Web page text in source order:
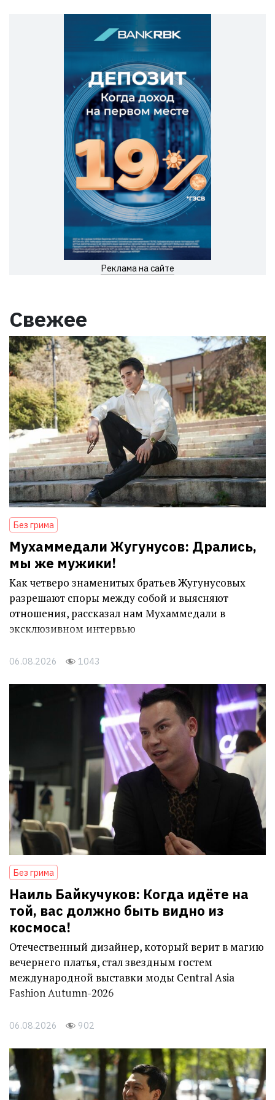
Реклама на сайте
Свежее
Без грима
Мухаммедали Жугунусов: Дрались,
мы же мужики!
Как четверо знаменитых братьев Жугунусовых
разрешают споры между собой и выясняют
отношения, рассказал нам Мухаммедали в
эксклюзивном интервью
06.08.2026 1043
Без грима
Наиль Байкучуков: Когда идёте на
той, вас должно быть видно из
космоса!
Отечественный дизайнер, который верит в магию
вечернего платья, стал звездным гостем
международной выставки моды Central Asia
Fashion Autumn-2026
06.08.2026 902